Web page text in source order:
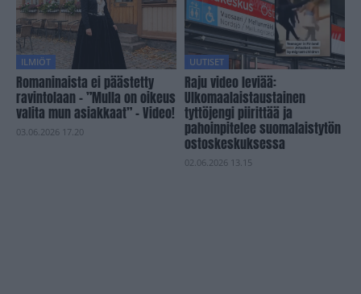
ILMIÖT
Romaninaista ei päästetty
ravintolaan – ”Mulla on oikeus
valita mun asiakkaat” – Video!
03.06.2026 17.20
UUTISET
Raju video leviää:
Ulkomaalaistaustainen
tyttöjengi piirittää ja
pahoinpitelee suomalaistytön
ostoskeskuksessa
02.06.2026 13.15